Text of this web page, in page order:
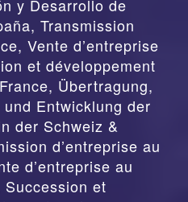
y Desarrollo de
,Transmission
Vente d’entreprise
et développement
, Übertragung,
Entwicklung der
der Schweiz &
d’entreprise au
d’entreprise au
Succession et